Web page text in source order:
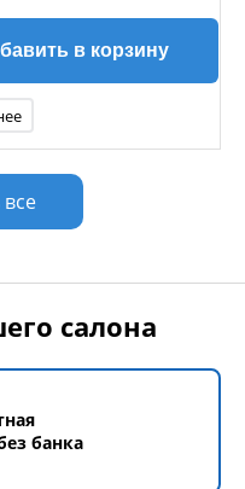
в корзину
салона
банка